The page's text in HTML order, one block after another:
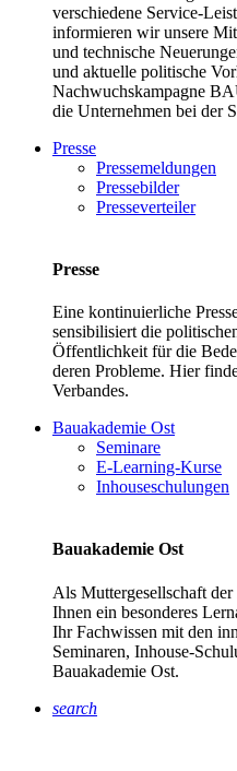
verschiedene Service-
informieren wir unsere
und technische
und aktuelle politische
Nachwuchskampagne
die Unternehmen bei der
Presse
Pressemeldungen
Pressebilder
Presseverteiler
Presse
Eine kontinuierliche
sensibilisiert die
Öffentlichkeit für die
deren Probleme. Hier
Verbandes.
Bauakademie Ost
Seminare
E-Learning-Kurse
Inhouseschulungen
Bauakademie Ost
Als Muttergesellschaft
Ihnen ein besonderes
Ihr Fachwissen mit den
Seminaren, Inhouse-
Bauakademie Ost.
search